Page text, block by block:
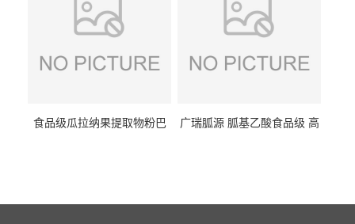
食品级瓜拉纳果提取物粉巴
广瑞胍源 胍基乙酸食品级 高